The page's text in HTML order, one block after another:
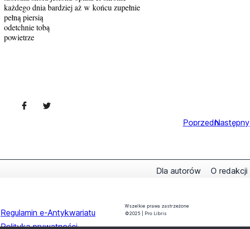
każdego dnia bardziej aż w końcu zupełnie
pełną piersią
odetchnie tobą
powietrze
PoprzedniNastępny
Dla autorów O redakcji
Regulamin e-Antykwariatu
Polityka prywatności
Wszelkie prawa zastrzeżone
©2025 | Pro Libris